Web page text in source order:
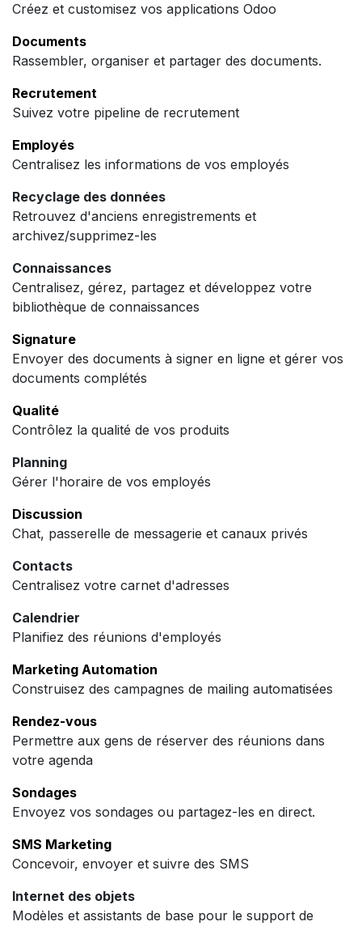
Créez et customisez vos applications Odoo
Documents
Rassembler, organiser et partager des documents.
Recrutement
Suivez votre pipeline de recrutement
Employés
Centralisez les informations de vos employés
Recyclage des données
Retrouvez d'anciens enregistrements et
archivez/supprimez-les
Connaissances
Centralisez, gérez, partagez et développez votre
bibliothèque de connaissances
Signature
Envoyer des documents à signer en ligne et gérer vos
documents complétés
Qualité
Contrôlez la qualité de vos produits
Planning
Gérer l'horaire de vos employés
Discussion
Chat, passerelle de messagerie et canaux privés
Contacts
Centralisez votre carnet d'adresses
Calendrier
Planifiez des réunions d'employés
Marketing Automation
Construisez des campagnes de mailing automatisées
Rendez-vous
Permettre aux gens de réserver des réunions dans
votre agenda
Sondages
Envoyez vos sondages ou partagez-les en direct.
SMS Marketing
Concevoir, envoyer et suivre des SMS
Internet des objets
Modèles et assistants de base pour le support de